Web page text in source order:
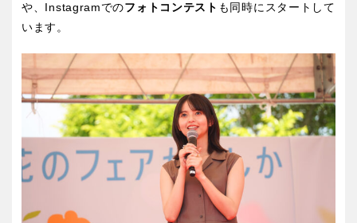
や、Instagramでのフォトコンテスト も同時にスタートして
います。